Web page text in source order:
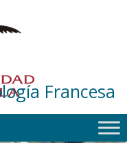
Francesa